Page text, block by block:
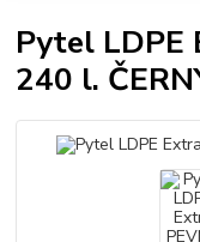
Pytel LDPE
240 l.